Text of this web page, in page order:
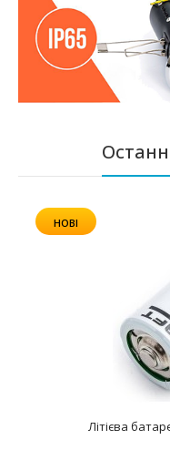
НОВІ
Літієва